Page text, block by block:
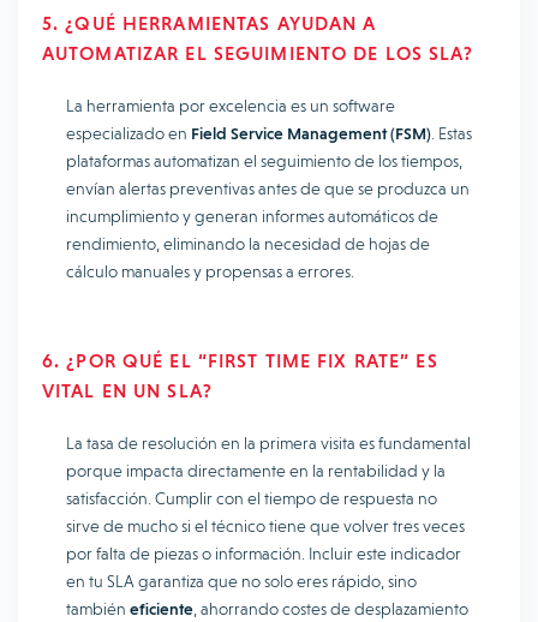
5. ¿QUÉ HERRAMIENTAS AYUDAN A
AUTOMATIZAR EL SEGUIMIENTO DE LOS SLA?
La herramienta por excelencia es un software
especializado en Field Service Management (FSM) . Estas
plataformas automatizan el seguimiento de los tiempos,
envían alertas preventivas antes de que se produzca un
incumplimiento y generan informes automáticos de
rendimiento, eliminando la necesidad de hojas de
cálculo manuales y propensas a errores.
6. ¿POR QUÉ EL “FIRST TIME FIX RATE” ES
VITAL EN UN SLA?
La tasa de resolución en la primera visita es fundamental
porque impacta directamente en la rentabilidad y la
satisfacción. Cumplir con el tiempo de respuesta no
sirve de mucho si el técnico tiene que volver tres veces
por falta de piezas o información. Incluir este indicador
en tu SLA garantiza que no solo eres rápido, sino
también eficiente , ahorrando costes de desplazamiento